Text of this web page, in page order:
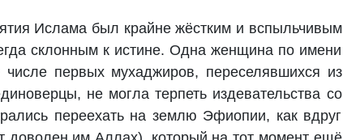
Ислама был крайне жёстким и вспыльчивым
склонным к истине. Одна женщина по имени
первых мухаджиров, переселявшихся из
не могла терпеть издевательства со
переехать на землю Эфиопии, как вдруг